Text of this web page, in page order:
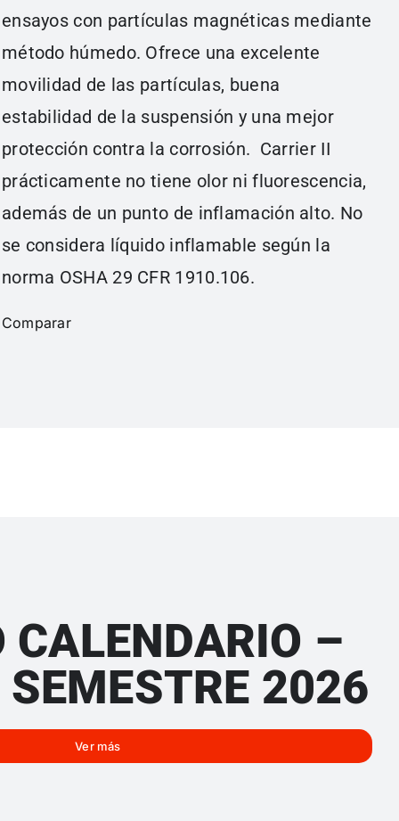
ensayos con partículas magnéticas mediante
método húmedo. Ofrece una excelente
movilidad de las partículas, buena
estabilidad de la suspensión y una mejor
protección contra la corrosión. Carrier II
prácticamente no tiene olor ni fluorescencia,
además de un punto de inflamación alto. No
se considera líquido inflamable según la
norma OSHA 29 CFR 1910.106.
Comparar
CALENDARIO –
2026
Ver más